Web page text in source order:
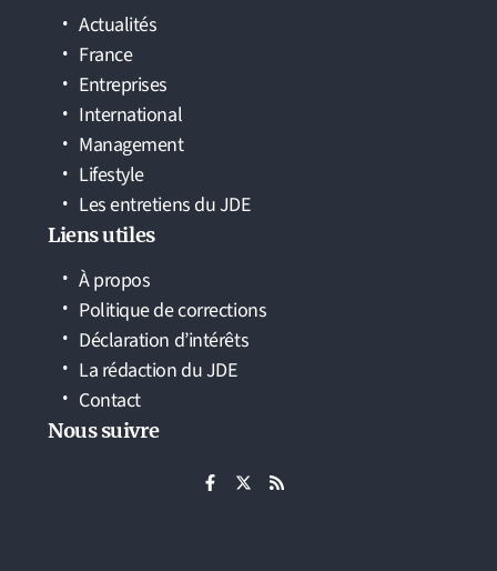
Actualités
France
Entreprises
International
Management
Lifestyle
Les entretiens du JDE
Liens utiles
À propos
Politique de corrections
Déclaration d’intérêts
La rédaction du JDE
Contact
Nous suivre